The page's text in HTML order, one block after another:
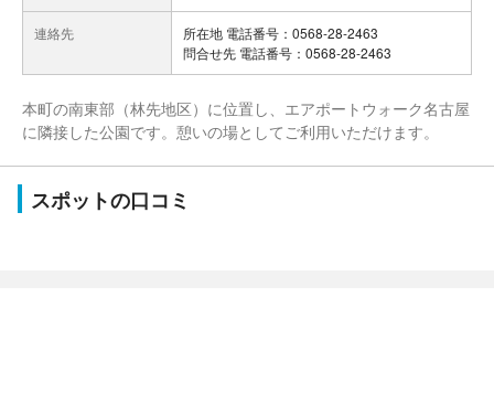
連絡先
所在地 電話番号：0568-28-2463
問合せ先 電話番号：0568-28-2463
本町の南東部（林先地区）に位置し、エアポートウォーク名古屋
に隣接した公園です。憩いの場としてご利用いただけます。
スポットの口コミ